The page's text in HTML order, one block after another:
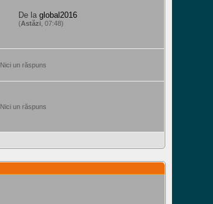
De laglobal2016
(Astăzi , 07:48)
Nici un răspuns
Nici un răspuns